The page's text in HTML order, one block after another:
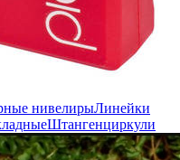
нивелирыЛинейки
Штангенциркули